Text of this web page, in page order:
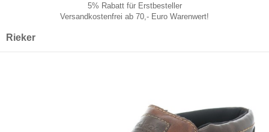
5% Rabatt für Erstbesteller
Versandkostenfrei ab 70,- Euro Warenwert!
Rieker